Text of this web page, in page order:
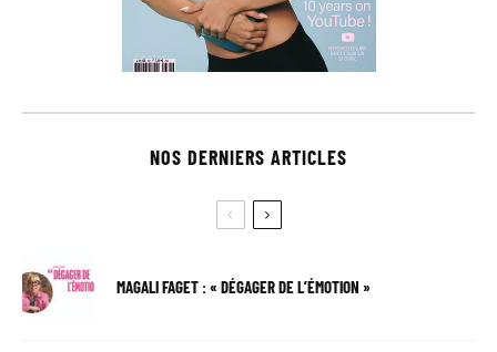
NOS DERNIERS ARTICLES
MAGALI FAGET : « DÉGAGER DE L’ÉMOTION »